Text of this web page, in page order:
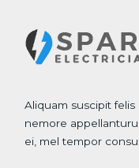
Aliquam suscipit
nemore
ei, mel tempor